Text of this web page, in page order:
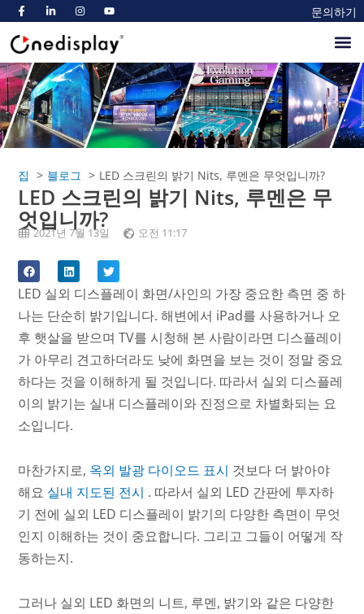
문의하기
집 블로그 LED 스크린의 밝기 Nits, 루멘은 무엇입니까?
LED 스크린의 밝기 Nits, 루멘은 무
엇입니까?
2021년 7월 13일 오전 11:17
LED 실외 디스플레이 화면/사인의 가장 중요한 측면 중 하
나는 단순히 밝기입니다. 해변에서 iPad를 사용하거나 오
후 햇살을 받으며 TV를 시청해 본 사람이라면 디스플레이
가 아무리 견고하더라도 낮에 화면을 보는 것이 정말 중요
하다는 것을 이해하게 될 것입니다. 따라서 실외 디스플레
이의 밝기는 실내 디스플레이와 진정으로 차별화되는 요
소입니다.
마찬가지로, 옥외 발광 다이오드 표시 것보다 더 밝아야
해요 실내 지도된 전시 . 따라서 실외 LED 간판에 투자하
기 전에 실외 LED 디스플레이 밝기의 다양한 측면이 무엇
인지 이해하는 것이 중요합니다. 그리고 그들이 어떻게 작
동하는지.
그러나 실외 LED 화면의 니트, 루멘, 밝기와 같은 다양한